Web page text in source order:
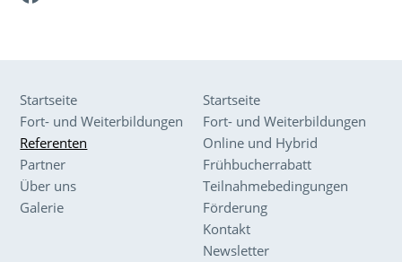
Startseite
Fort- und Weiterbildungen
Referenten
Partner
Über uns
Galerie
Startseite
Fort- und Weiterbildungen
Online und Hybrid
Frühbucherrabatt
Teilnahmebedingungen
Förderung
Kontakt
Newsletter